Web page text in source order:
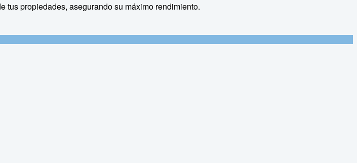
tus propiedades, asegurando su máximo rendimiento.